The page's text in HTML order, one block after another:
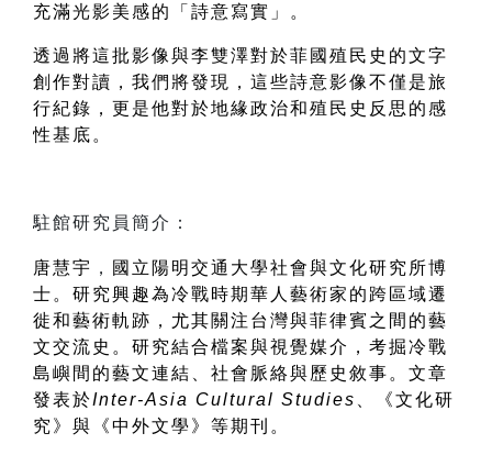
充滿光影美感的「詩意寫實」。
透過將這批影像與李雙澤對於菲國殖民史的文字
創作對讀，我們將發現，這些詩意影像不僅是旅
行紀錄，更是他對於地緣政治和殖民史反思的感
性基底。
唐慧宇 ，
國立陽明交通大學社會與文化研究所博
士。研究興趣為冷戰時期華人藝術家的跨區域遷
徙和藝術軌跡，尤其關注台灣與菲律賓之間的藝
文交流史。研究結合檔案與視覺媒介，考掘冷戰
島嶼間的藝文連結、社會脈絡與歷史敘事。文章
發表於Inter-Asia Cultural Studies
、《文化研
究》與《中外文學》等期刊。